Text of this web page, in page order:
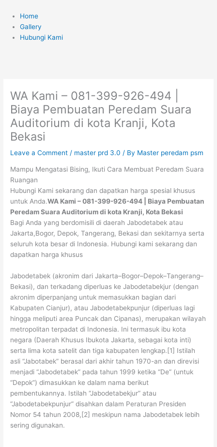
content
Home
Gallery
Hubungi Kami
WA Kami – 081-399-926-494 |
Biaya Pembuatan Peredam Suara
Auditorium di kota Kranji, Kota
Bekasi
Leave a Comment / master prd 3.0 / By Master peredam psm
Mampu Mengatasi Bising, Ikuti Cara Membuat Peredam Suara
Ruangan
Hubungi Kami sekarang dan dapatkan harga spesial khusus
untuk Anda.WA Kami – 081-399-926-494 | Biaya Pembuatan
Peredam Suara Auditorium di kota Kranji, Kota Bekasi
Bagi Anda yang berdomisili di daerah Jabodetabek atau
Jakarta,Bogor, Depok, Tangerang, Bekasi dan sekitarnya serta
seluruh kota besar di Indonesia. Hubungi kami sekarang dan
dapatkan harga khusus
Jabodetabek (akronim dari Jakarta–Bogor–Depok–Tangerang–
Bekasi), dan terkadang diperluas ke Jabodetabekjur (dengan
akronim diperpanjang untuk memasukkan bagian dari
Kabupaten Cianjur), atau Jabodetabekpunjur (diperluas lagi
hingga meliputi area Puncak dan Cipanas), merupakan wilayah
metropolitan terpadat di Indonesia. Ini termasuk ibu kota
negara (Daerah Khusus Ibukota Jakarta, sebagai kota inti)
serta lima kota satelit dan tiga kabupaten lengkap.[1] Istilah
asli “Jabotabek” berasal dari akhir tahun 1970-an dan direvisi
menjadi “Jabodetabek” pada tahun 1999 ketika “De” (untuk
“Depok”) dimasukkan ke dalam nama berikut
pembentukannya. Istilah “Jabodetabekjur” atau
“Jabodetabekpunjur” disahkan dalam Peraturan Presiden
Nomor 54 tahun 2008,[2] meskipun nama Jabodetabek lebih
sering digunakan.